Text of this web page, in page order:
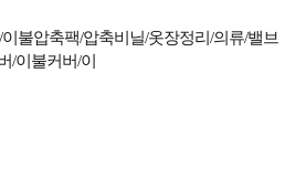
불압축팩/압축비닐/옷장정리/의류/밸브
/이불커버/이